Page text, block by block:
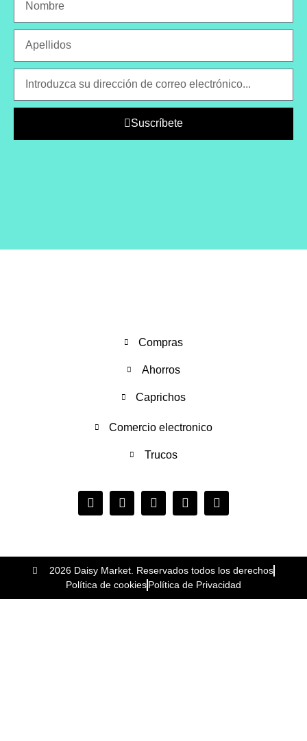
Suscríbete
Compras
Ahorros
Caprichos
Comercio electronico
Trucos
2026 Daisy Market. Reservados todos los derechos
Política de cookiesPolítica de Privacidad